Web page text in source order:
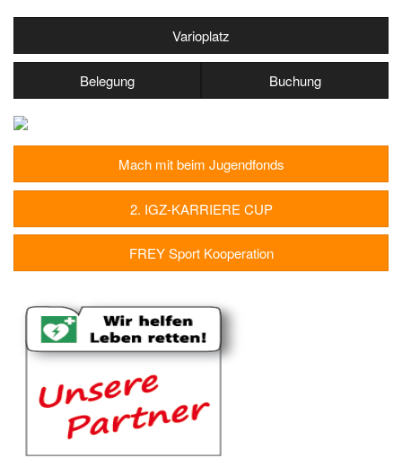
Varioplatz
Belegung Buchung
Mach mit beim Jugendfonds
2. IGZ-KARRIERE CUP
FREY Sport Kooperation